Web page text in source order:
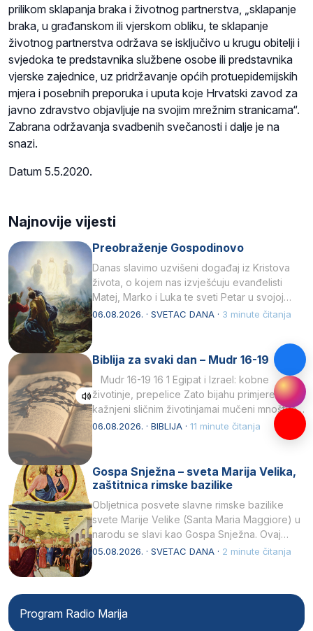
prilikom sklapanja braka i životnog partnerstva, „sklapanje
braka, u građanskom ili vjerskom obliku, te sklapanje
životnog partnerstva održava se isključivo u krugu obitelji i
svjedoka te predstavnika službene osobe ili predstavnika
vjerske zajednice, uz pridržavanje općih protuepidemijskih
mjera i posebnih preporuka i uputa koje Hrvatski zavod za
javno zdravstvo objavljuje na svojim mrežnim stranicama“.
Zabrana održavanja svadbenih svečanosti i dalje je na
snazi.
Datum 5.5.2020.
Najnovije vijesti
Preobraženje Gospodinovo
Danas slavimo uzvišeni događaj iz Kristova
života, o kojem nas izvješćuju evanđelisti
Matej, Marko i Luka te sveti Petar u svojoj
drugoj…
06.08.2026. · SVETAC DANA · 3 minute čitanja
Biblija za svaki dan – Mudr 16-19
Mudr 16-19 16 1 Egipat i Izrael: kobne
životinje, prepelice Zato bijahu primjereno
kažnjeni sličnim životinjamai mučeni mnoštvom
kukaca.2 A narod…
06.08.2026. · BIBLIJA · 11 minute čitanja
Gospa Snježna – sveta Marija Velika,
zaštitnica rimske bazilike
Obljetnica posvete slavne rimske bazilike
svete Marije Velike (Santa Maria Maggiore) u
narodu se slavi kao Gospa Snježna. Ovaj
naziv, Sancta Maria…
05.08.2026. · SVETAC DANA · 2 minute čitanja
Program Radio Marija